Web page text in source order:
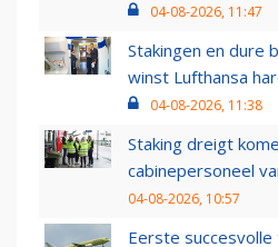
04-08-2026, 11:47
Stakingen en dure
winst Lufthansa
04-08-2026, 11:38
Staking dreigt
cabinepersoneel
04-08-2026, 10:57
Eerste